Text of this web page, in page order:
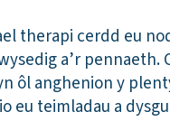
therapi cerdd eu
a’r pennaeth.
ôl anghenion y
eu teimladau a